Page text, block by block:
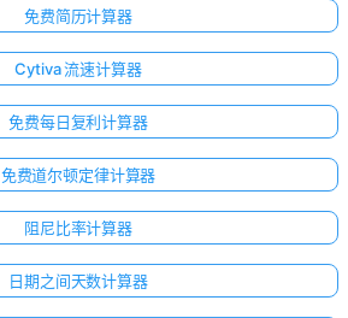
免费简历计算器
Cytiva 流速计算器
免费每日复利计算器
免费道尔顿定律计算器
阻尼比率计算器
日期之间天数计算器